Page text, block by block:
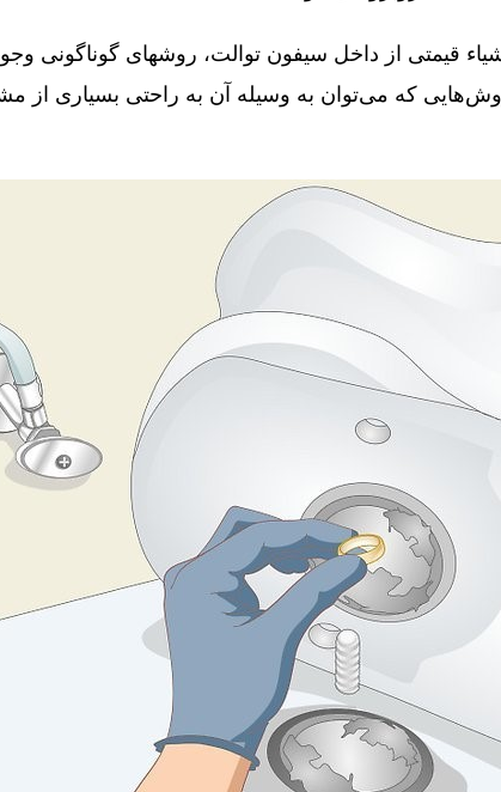
قیمتی از داخل سیفون توالت، روشهای گوناگونی
که می‌توان به وسیله آن به راحتی بسیاری از